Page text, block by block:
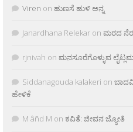
Viren on ಹುಣಸೆ ಹುಳಿ ಅನ್ನ
Janardhana Relekar on ಮರದ
rjnivah on ಮನಸೂರೆಗೊಳ್ಳುವ
Siddanagouda kalakeri on
ಹೇಳಿಕೆ
M âñd M on ಕವಿತೆ: ಜೀವನ ಜ್ಯೋತಿ